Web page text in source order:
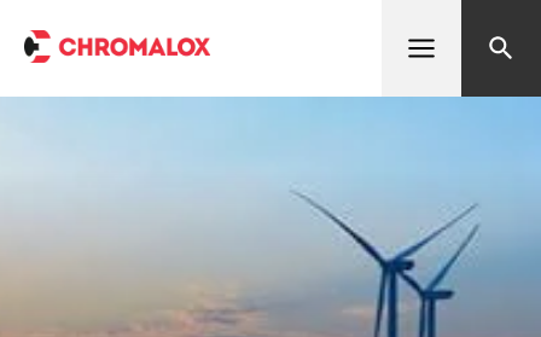
Abrir menúBuscar